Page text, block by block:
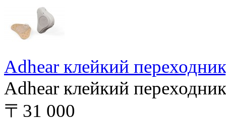
Adhear клейкий
Adhear клейкий
〒31 000